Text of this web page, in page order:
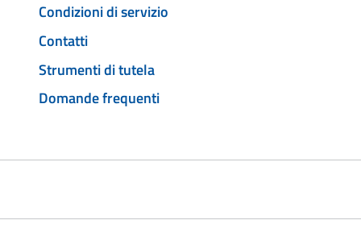
Condizioni di servizio
Contatti
Strumenti di tutela
Domande frequenti